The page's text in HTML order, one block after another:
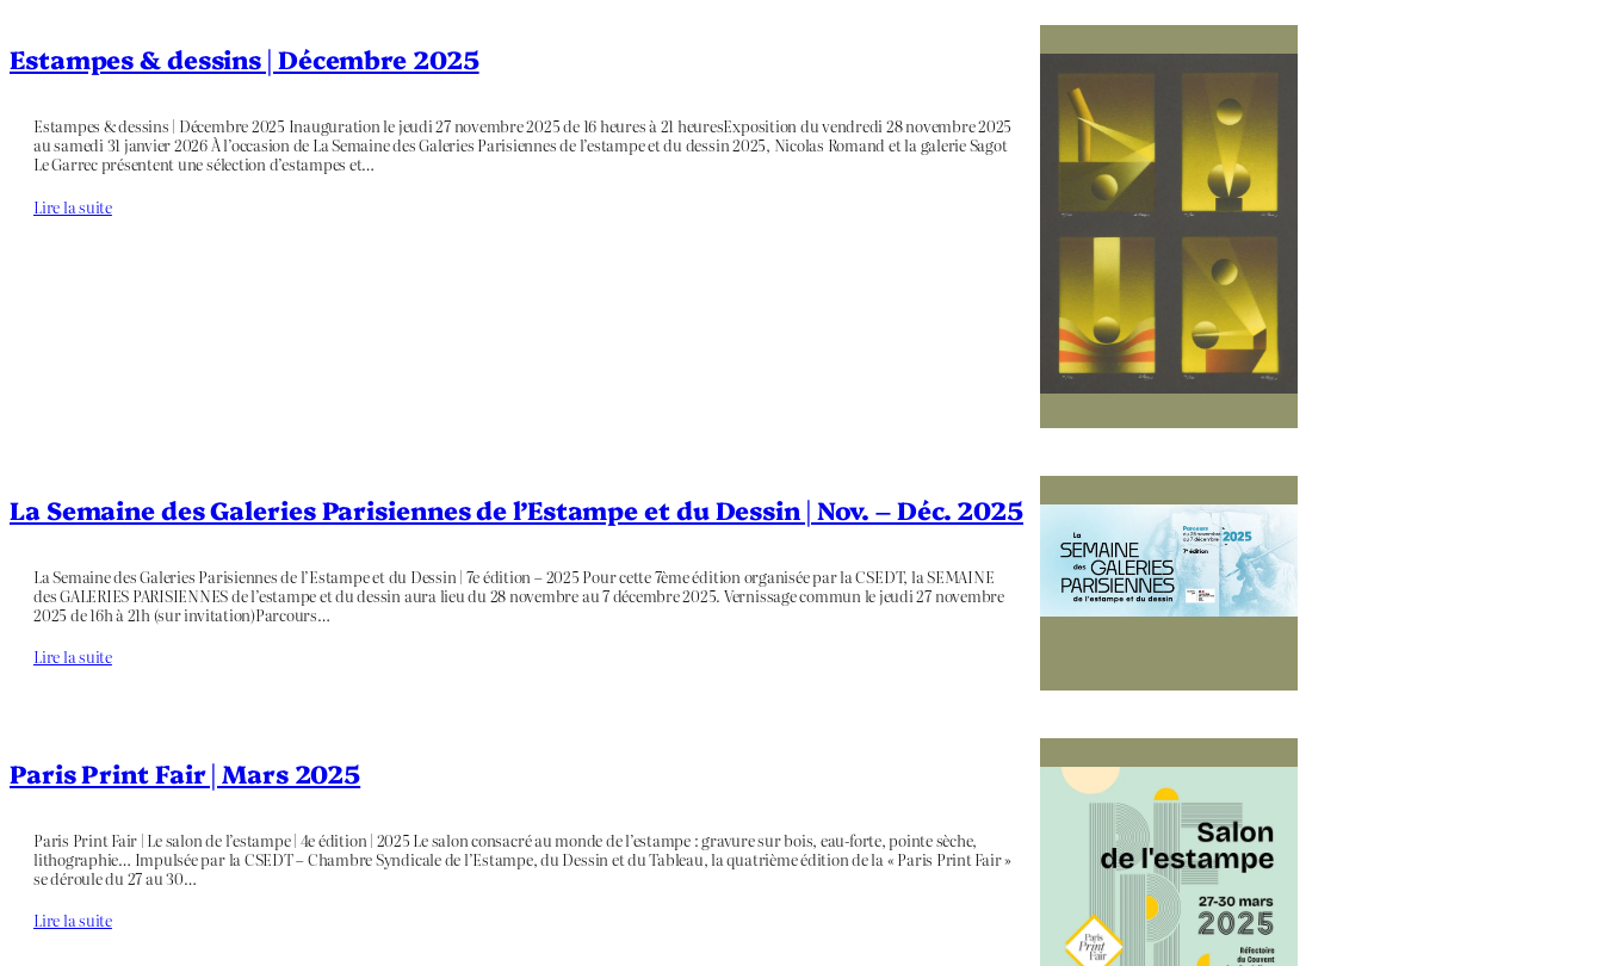
Estampes & dessins | Décembre 2025
Estampes & dessins | Décembre 2025 Inauguration le jeudi 27 novembre 2025 de 16 heures à 21 heuresExposition du vendredi 28 novembre 2025
au samedi 31 janvier 2026 À l’occasion de La Semaine des Galeries Parisiennes de l’estampe et du dessin 2025, Nicolas Romand et la galerie Sagot
Le Garrec présentent une sélection d’estampes et…
Lire la suite
La Semaine des Galeries Parisiennes de l’Estampe et du Dessin | Nov. – Déc. 2025
La Semaine des Galeries Parisiennes de l’Estampe et du Dessin | 7e édition – 2025 Pour cette 7ème édition organisée par la CSEDT, la SEMAINE
des GALERIES PARISIENNES de l’estampe et du dessin aura lieu du 28 novembre au 7 décembre 2025. Vernissage commun le jeudi 27 novembre
2025 de 16h à 21h (sur invitation)Parcours…
Lire la suite
Paris Print Fair | Mars 2025
Paris Print Fair | Le salon de l’estampe | 4e édition | 2025 Le salon consacré au monde de l’estampe : gravure sur bois, eau-forte, pointe sèche,
lithographie… Impulsée par la CSEDT – Chambre Syndicale de l’Estampe, du Dessin et du Tableau, la quatrième édition de la « Paris Print Fair »
se déroule du 27 au 30…
Lire la suite